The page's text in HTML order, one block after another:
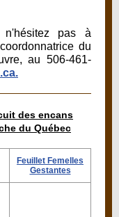
pas à
du
au 506-461-
des encans
du Québec
Feuillet Femelles
Gestantes